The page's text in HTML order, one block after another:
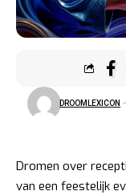
DROOMLEXICON
Dromen over
van een feestelijk